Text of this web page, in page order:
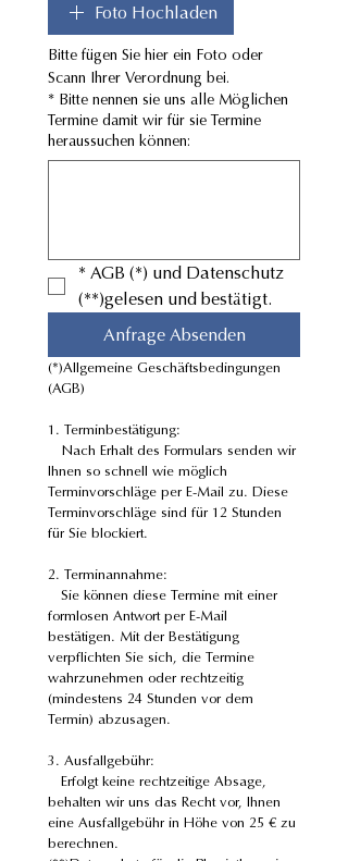
Foto Hochladen
Bitte fügen Sie hier ein Foto oder
Scann Ihrer Verordnung bei.
* Bitte nennen sie uns alle Möglichen
Termine damit wir für sie Termine
heraussuchen können:
* AGB (*) und Datenschutz
(**)gelesen und bestätigt.
Anfrage Absenden
(*)Allgemeine Geschäftsbedingungen
(AGB)
1. Terminbestätigung:
   Nach Erhalt des Formulars senden wir
Ihnen so schnell wie möglich
Terminvorschläge per E-Mail zu. Diese
Terminvorschläge sind für 12 Stunden
für Sie blockiert.
2. Terminannahme:
   Sie können diese Termine mit einer
formlosen Antwort per E-Mail
bestätigen. Mit der Bestätigung
verpflichten Sie sich, die Termine
wahrzunehmen oder rechtzeitig
(mindestens 24 Stunden vor dem
Termin) abzusagen.
3. Ausfallgebühr:
   Erfolgt keine rechtzeitige Absage,
behalten wir uns das Recht vor, Ihnen
eine Ausfallgebühr in Höhe von 25 € zu
berechnen.